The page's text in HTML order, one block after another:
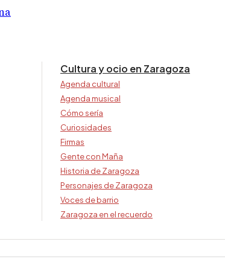
Cultura y ocio en Zaragoza
Agenda cultural
Agenda musical
Cómo sería
Curiosidades
Firmas
Gente con Maña
Historia de Zaragoza
Personajes de Zaragoza
Voces de barrio
Zaragoza en el recuerdo